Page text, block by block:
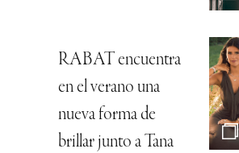
RABAT encuentra
en el verano una
nueva forma de
brillar junto a Tana